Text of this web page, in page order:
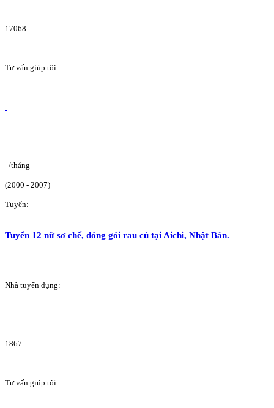
17068
Tư vấn giúp tôi
/tháng
(2000 - 2007)
Tuyển:
Tuyển 12 nữ sơ chế, đóng gói rau củ tại Aichi, Nhật Bản.
Nhà tuyển dụng:
1867
Tư vấn giúp tôi